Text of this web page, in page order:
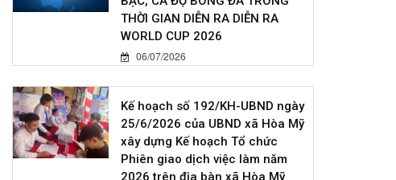
THỜI GIAN DIỄN RA DIỄN RA
WORLD CUP 2026
06/07/2026
Kế hoạch số 192/KH-UBND ngày
25/6/2026 của UBND xã Hòa Mỹ
xây dựng Kế hoạch Tổ chức
Phiên giao dịch việc làm năm
2026 trên địa bàn xã Hòa Mỹ